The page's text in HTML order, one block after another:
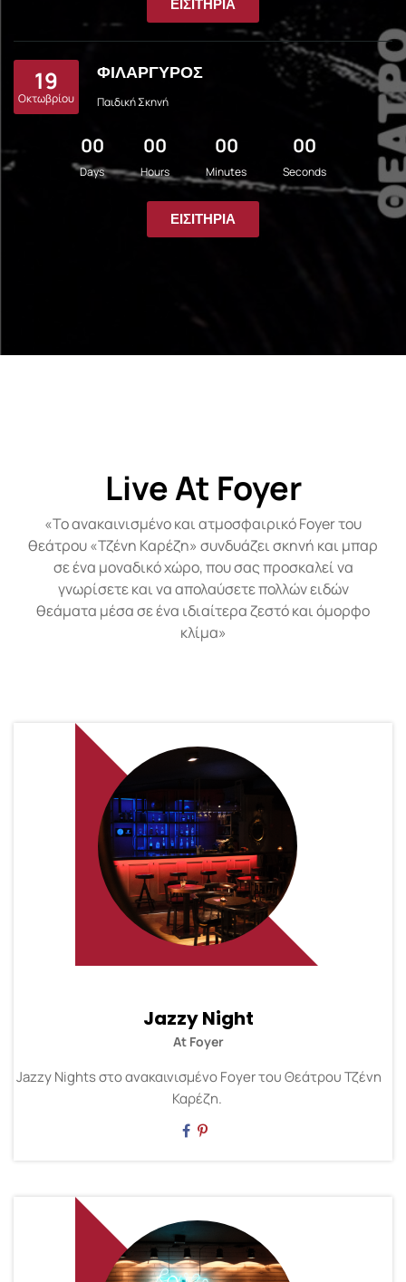
ΕΙΣΙΤΉΡΙΑ
19
Οκτωβρίου
ΦΙΛΑΡΓΥΡΟΣ
Παιδική Σκηνή
00
Days
00
Hours
00
Minutes
00
Seconds
ΕΙΣΙΤΉΡΙΑ
Live At Foyer
«Το ανακαινισμένο και ατμοσφαιρικό Foyer του
θεάτρου «Τζένη Καρέζη» συνδυάζει σκηνή και μπαρ
σε ένα μοναδικό χώρο, που σας προσκαλεί να
γνωρίσετε και να απολαύσετε πολλών ειδών
θεάματα μέσα σε ένα ιδιαίτερα ζεστό και όμορφο
κλίμα»
Jazzy Night
At Foyer
Jazzy Nights στο ανακαινισμένο Foyer του Θεάτρου Τζένη
Καρέζη.